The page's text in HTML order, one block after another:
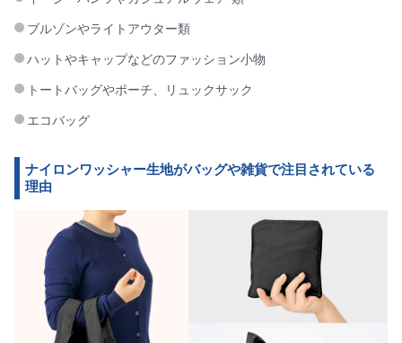
ブルゾンやライトアウター類
ハットやキャップなどのファッション小物
トートバッグやポーチ、リュックサック
エコバッグ
ナイロンワッシャー生地がバッグや雑貨で注目されている
理由